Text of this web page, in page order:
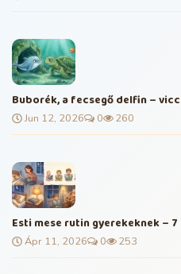
Buborék, a fecsegő delfin –
Jun 12, 2026 0 260
Esti mese rutin gyerekeknek –
Ápr 11, 2026 0 253